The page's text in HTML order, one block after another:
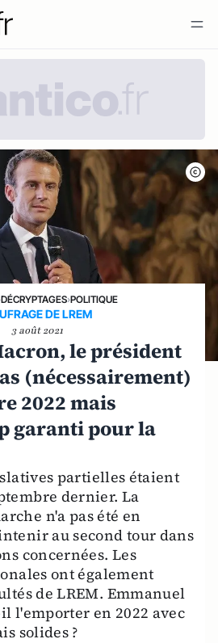
DÉCRYPTAGES›POLITIQUE
DE LREM
3 août 2021
le président
(nécessairement)
2022 mais
garanti pour la
partielles étaient
dernier. La
n'a pas été en
au second tour dans
concernées. Les
ont également
de LREM. Emmanuel
l'emporter en 2022 avec
solides ?